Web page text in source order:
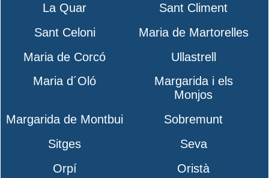
La Quar
Sant Climent
Sant Celoni
Maria de Martorelles
Maria de Corcó
Ullastrell
Maria d´Oló
Margarida i els
Monjos
Margarida de Montbui
Sobremunt
Sitges
Seva
Orpí
Oristà